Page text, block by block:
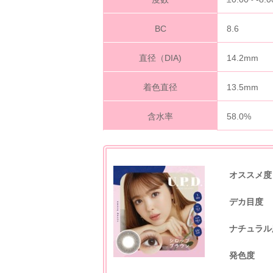
BC 8.6
直径（DIA) 14.2mm
着色直径 13.5mm
含水率 58.0%
オススメ度
デカ目度
ナチュラ
発色度